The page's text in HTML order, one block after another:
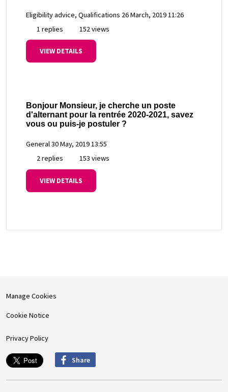
Eligibility advice, Qualifications 26 March, 2019 11:26
1 replies
152 views
VIEW DETAILS
Bonjour Monsieur, je cherche un poste
d'alternant pour la rentrée 2020-2021, savez
vous ou puis-je postuler ?
General30 May, 2019 13:55
2 replies
153 views
VIEW DETAILS
Manage Cookies
Cookie Notice
Privacy Policy
Share